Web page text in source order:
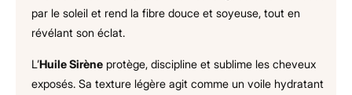
par le soleil et rend la fibre douce et soyeuse, tout en
révélant son éclat.
L’Huile Sirène protège, discipline et sublime les cheveux
exposés. Sa texture légère agit comme un voile hydratant